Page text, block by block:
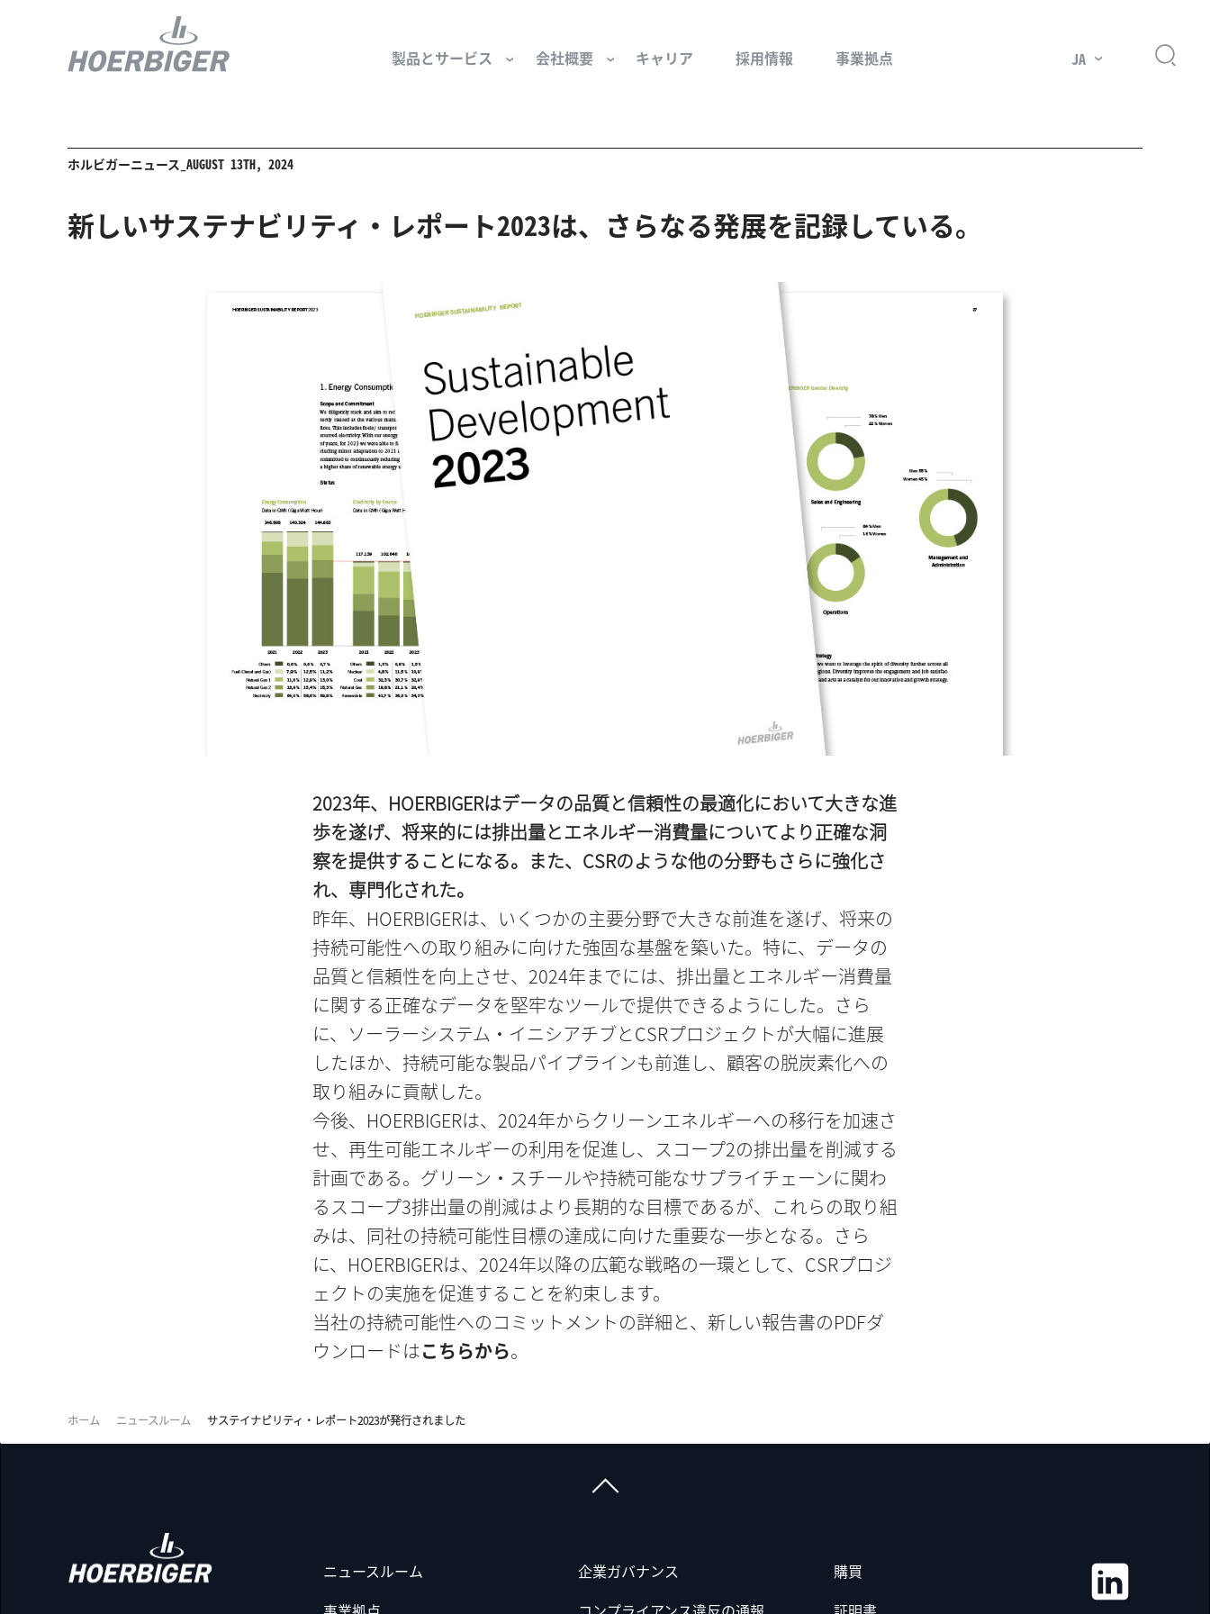
製品とサービス
水素産業向けコンポーネント
回転ユニオンとスリップリング
空気・産業用コンプレッサー用部品
会社概要
組織と役員
サステナビリティ
キャリア 採用情報 事業拠点 JA
ホルビガーニュース_AUGUST 13TH, 2024
新しいサステナビリティ・レポート2023は、さらなる発展を記録している。
2023年、HOERBIGERはデータの品質と信頼性の最適化において大きな進
歩を遂げ、将来的には排出量とエネルギー消費量についてより正確な洞
察を提供することになる。また、CSRのような他の分野もさらに強化さ
れ、専門化された。
昨年、HOERBIGERは、いくつかの主要分野で大きな前進を遂げ、将来の
持続可能性への取り組みに向けた強固な基盤を築いた。特に、データの
品質と信頼性を向上させ、2024年までには、排出量とエネルギー消費量
に関する正確なデータを堅牢なツールで提供できるようにした。さら
に、ソーラーシステム・イニシアチブとCSRプロジェクトが大幅に進展
したほか、持続可能な製品パイプラインも前進し、顧客の脱炭素化への
取り組みに貢献した。
今後、HOERBIGERは、2024年からクリーンエネルギーへの移行を加速さ
せ、再生可能エネルギーの利用を促進し、スコープ2の排出量を削減する
計画である。グリーン・スチールや持続可能なサプライチェーンに関わ
るスコープ3排出量の削減はより長期的な目標であるが、これらの取り組
みは、同社の持続可能性目標の達成に向けた重要な一歩となる。さら
に、HOERBIGERは、2024年以降の広範な戦略の一環として、CSRプロジ
ェクトの実施を促進することを約束します。
当社の持続可能性へのコミットメントの詳細と、新しい報告書のPDFダ
ウンロードはこちらから。
ホーム ニュースルーム サステイナビリティ・レポート2023が発行されました
ニュースルーム
企業ガバナンス
購買